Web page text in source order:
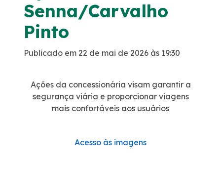
Ouvidoria
Comercial
Fornecedores
Trabalhe Conosco
Senna/Carvalho
Pinto
Publicado em 22 de mai de 2026 às 19:30
Ações da concessionária visam garantir a
segurança viária e proporcionar viagens
mais confortáveis aos usuários
Acesso às imagens